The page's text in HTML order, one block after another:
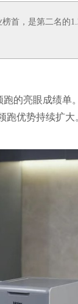
首，是第二名的
的亮眼成绩单
跑优势持续扩